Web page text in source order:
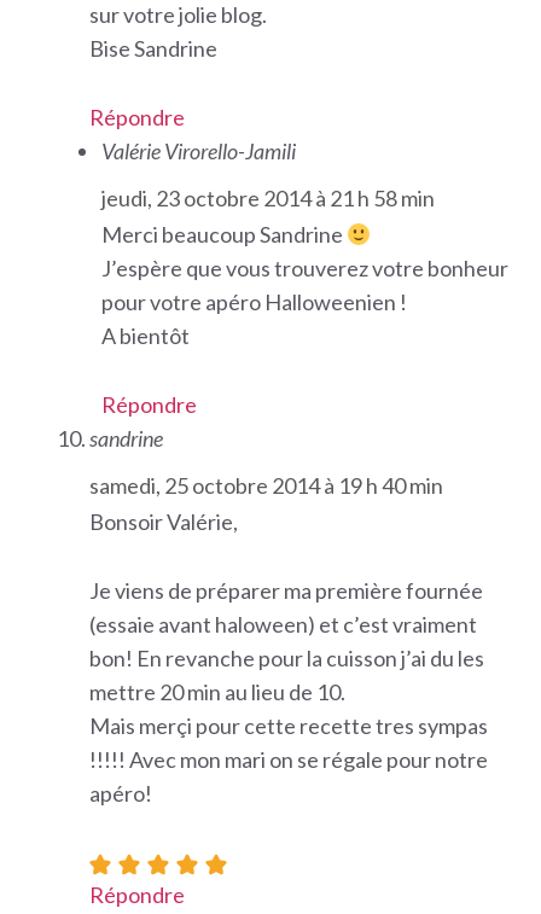
sur votre jolie blog.
Bise Sandrine
Répondre
Valérie Virorello-Jamili
jeudi, 23 octobre 2014 à 21 h 58 min
Merci beaucoup Sandrine
J’espère que vous trouverez votre bonheur
pour votre apéro Halloweenien !
A bientôt
Répondre
sandrine
samedi, 25 octobre 2014 à 19 h 40 min
Bonsoir Valérie,
Je viens de préparer ma première fournée
(essaie avant haloween) et c’est vraiment
bon! En revanche pour la cuisson j’ai du les
mettre 20 min au lieu de 10.
Mais merçi pour cette recette tres sympas
!!!!! Avec mon mari on se régale pour notre
apéro!
Répondre